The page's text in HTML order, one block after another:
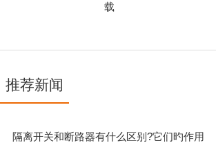
载
推荐新闻
隔离开关和断路器有什么区别?它们旳作用